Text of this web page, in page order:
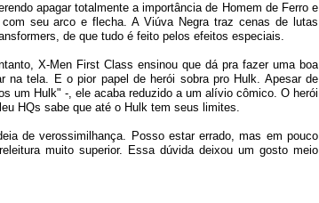
apagar totalmente a importância de Homem de Ferro e
seu arco e flecha. A Viúva Negra traz cenas de lutas
de que tudo é feito pelos efeitos especiais.
X-Men First Class ensinou que dá pra fazer uma boa
na tela. E o pior papel de herói sobra pro Hulk. Apesar de
um Hulk" -, ele acaba reduzido a um alívio cômico. O herói
HQs sabe que até o Hulk tem seus limites.
de verossimilhança. Posso estar errado, mas em pouco
muito superior. Essa dúvida deixou um gosto meio